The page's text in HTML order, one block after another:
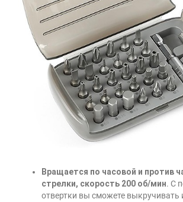
Вращается по часовой и против
стрелки, скорость 200 об/мин. С
отвертки вы сможете выкручивать